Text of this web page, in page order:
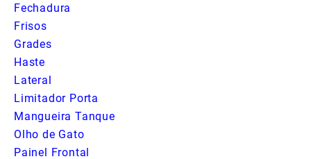
Fechadura
Frisos
Grades
Haste
Lateral
Limitador Porta
Mangueira Tanque
Olho de Gato
Painel Frontal